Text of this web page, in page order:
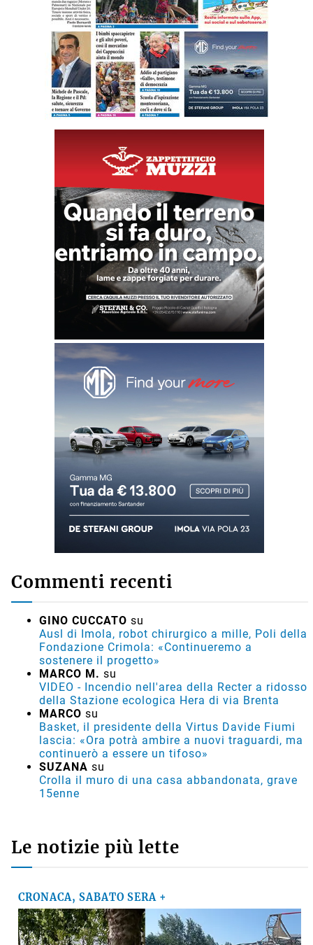
Commenti recenti
GINO CUCCATO su
Ausl di Imola, robot chirurgico a mille, Poli della
Fondazione Crimola: «Continueremo a
sostenere il progetto»
MARCO M. su
VIDEO - Incendio nell'area della Recter a ridosso
della Stazione ecologica Hera di via Brenta
MARCO su
Basket, il presidente della Virtus Davide Fiumi
lascia: «Ora potrà ambire a nuovi traguardi, ma
continuerò a essere un tifoso»
SUZANA su
Crolla il muro di una casa abbandonata, grave
15enne
Le notizie più lette
CRONACA, SABATO SERA +